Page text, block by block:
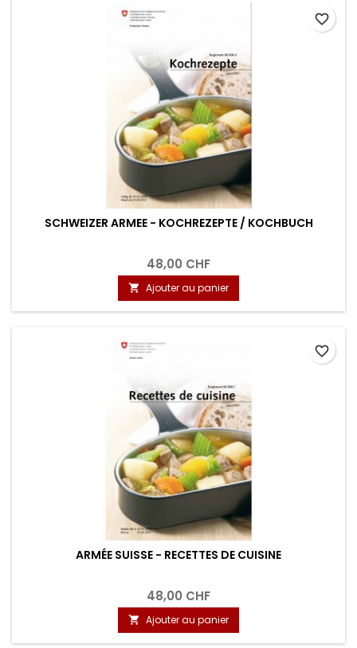
SCHWEIZER ARMEE - KOCHREZEPTE / KOCHBUCH
48,00 CHF
 Ajouter au panier
favorite_border
ARMÉE SUISSE - RECETTES DE CUISINE
48,00 CHF
 Ajouter au panier
favorite_border